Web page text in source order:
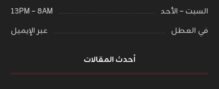
السبت – الأحد
٨AM – ١٣PM
في العطل
عبر الإيميل
أحدث المقالات